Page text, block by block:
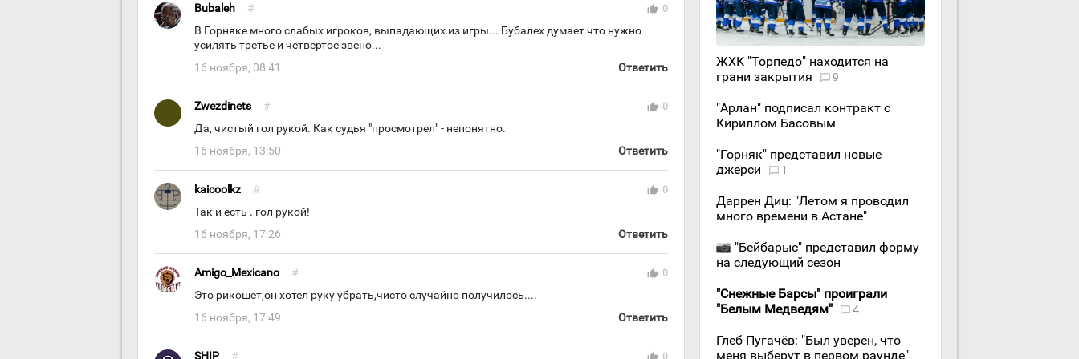
Bubaleh # thumb_up 0
В Горняке много слабых игроков, выпадающих из игры... Бубалех думает что нужно
усилять третье и четвертое звено...
16 ноября, 08:41
Ответить
Zwezdinets # thumb_up 0
Да, чистый гол рукой. Как судья "просмотрел" - непонятно.
16 ноября, 13:50
Ответить
kaicoolkz # thumb_up 0
Так и есть . гол рукой!
16 ноября, 17:26
Ответить
Amigo_Mexicano # thumb_up 0
Это рикошет,он хотел руку убрать,чисто случайно получилось....
16 ноября, 17:49
Ответить
SHIP # thumb_up 0
ЖХК "Торпедо" находится на
грани закрытия
9
"Арлан" подписал контракт с
Кириллом Басовым
"Горняк" представил новые
джерси
1
Даррен Диц: "Летом я проводил
много времени в Астане"
"Бейбарыс" представил форму
на следующий сезон
"Снежные Барсы" проиграли
"Белым Медведям"
4
Глеб Пугачёв: "Был уверен, что
меня выберут в первом раунде"